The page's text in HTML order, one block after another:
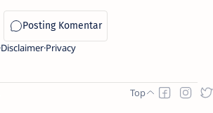
Disclaimer Privacy